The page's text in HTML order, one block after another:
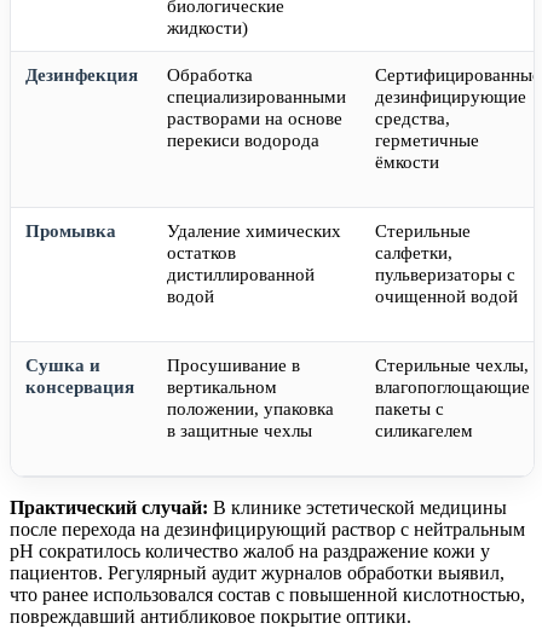
биологические
жидкости)
Дезинфекция
Обработка
специализированными
растворами на основе
перекиси водорода
Сертифицированные
дезинфицирующие
средства,
герметичные
ёмкости
Промывка
Удаление химических
остатков
дистиллированной
водой
Стерильные
салфетки,
пульверизаторы с
очищенной водой
Сушка и
консервация
Просушивание в
вертикальном
положении, упаковка
в защитные чехлы
Стерильные чехлы,
влагопоглощающие
пакеты с
силикагелем
Практический случай: В клинике эстетической медицины
после перехода на дезинфицирующий раствор с нейтральным
pH сократилось количество жалоб на раздражение кожи у
пациентов. Регулярный аудит журналов обработки выявил,
что ранее использовался состав с повышенной кислотностью,
повреждавший антибликовое покрытие оптики.